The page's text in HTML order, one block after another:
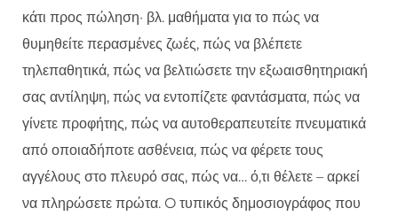
κάτι προς πώληση· βλ. μαθήματα για το πώς να
θυμηθείτε περασμένες ζωές, πώς να βλέπετε
τηλεπαθητικά, πώς να βελτιώσετε την εξωαισθητηριακή
σας αντίληψη, πώς να εντοπίζετε φαντάσματα, πώς να
γίνετε προφήτης, πώς να αυτοθεραπευτείτε πνευματικά
από οποιαδήποτε ασθένεια, πώς να φέρετε τους
αγγέλους στο πλευρό σας, πώς να… ό,τι θέλετε – αρκεί
να πληρώσετε πρώτα. O τυπικός δημοσιογράφος που